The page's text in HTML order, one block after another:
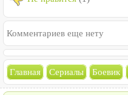
Комментариев еще нету
Главная Сериалы Боевик